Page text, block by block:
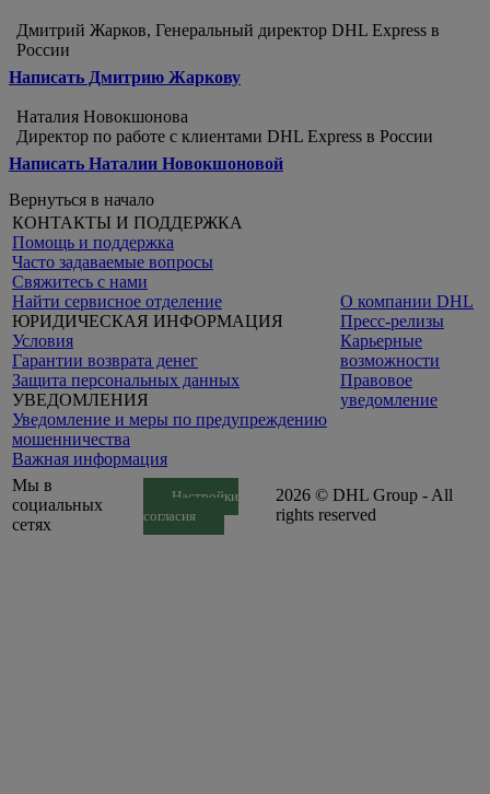
Дмитрий Жарков, Генеральный директор DHL Express в
России
Написать Дмитрию Жаркову
Наталия Новокшонова
Директор по работе с клиентами DHL Express в России
Написать Наталии Новокшоновой
Вернуться в начало
КОНТАКТЫ И ПОДДЕРЖКА
Помощь и поддержка
Часто задаваемые вопросы
Свяжитесь с нами
Найти сервисное отделение
ЮРИДИЧЕСКАЯ ИНФОРМАЦИЯ
Условия
Гарантии возврата денег
Защита персональных данных
УВЕДОМЛЕНИЯ
Уведомление и меры по предупреждению
мошенничества
Важная информация
О компании DHL
Пресс-релизы
Карьерные
возможности
Правовое
уведомление
Мы в
социальных
сетях
Настройки
согласия
2026 © DHL Group - All
rights reserved